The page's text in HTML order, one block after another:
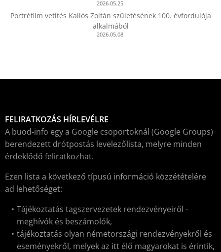
2026.05.25.
Portréfilm vetítés Kallós Zoltán születésének 100. évfordulója
alkalmából
2026.05.08.
FELIRATKOZÁS HÍRLEVÉLRE
A buod-info egy a Google csoportoknál (Google Groups)
berendezett drótpostás levelezőlista, melyre minden
érdeklődő feliratkozhat.
Ezen lista a következő típusú információ közzétételére
ad lehetőséget:
Tájékoztatás tagszervezetek rendezvényeiről -
meghívók és beszámolók,
tájékoztatás olyan németországi rendezvényekről és
eseményekről, melyek az itt élő magyarokat is érintik,